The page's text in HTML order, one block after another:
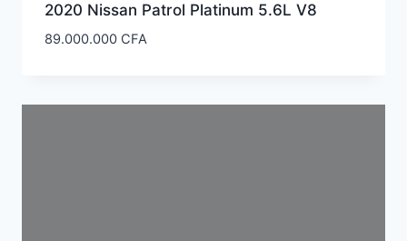
2020 Nissan Patrol Platinum 5.6L V8
89.000.000 CFA